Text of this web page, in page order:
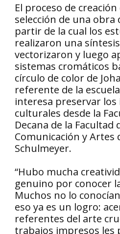
El proceso de
selección de una obra
partir de la cual los
realizaron una
vectorizaron y luego
sistemas cromáticos
círculo de color de
referente de la
interesa preservar
culturales desde la
Decana de la Facultad
Comunicación y Artes
Schulmeyer.
“Hubo mucha
genuino por conocer
Muchos no lo
eso ya es un logro:
referentes del arte
trabajos impresos